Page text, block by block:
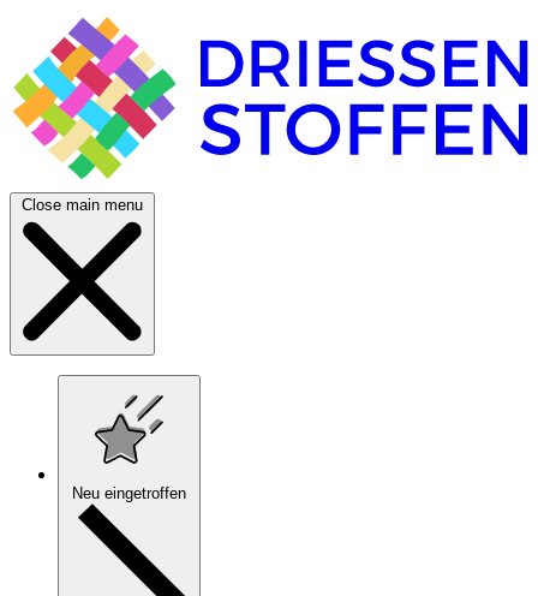
Close main menu
Neu eingetroffen